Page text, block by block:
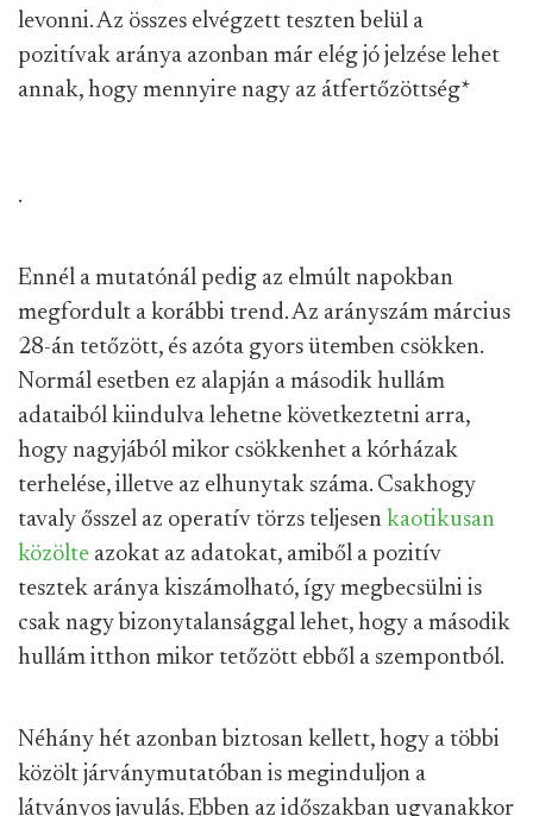
levonni. Az összes elvégzett teszten belül a
pozitívak aránya azonban már elég jó jelzése lehet
annak, hogy mennyire nagy az átfertőzöttség*
.
Ennél a mutatónál pedig az elmúlt napokban
megfordult a korábbi trend. Az arányszám március
28-án tetőzött, és azóta gyors ütemben csökken.
Normál esetben ez alapján a második hullám
adataiból kiindulva lehetne következtetni arra,
hogy nagyjából mikor csökkenhet a kórházak
terhelése, illetve az elhunytak száma. Csakhogy
tavaly ősszel az operatív törzs teljesen kaotikusan
közölte azokat az adatokat, amiből a pozitív
tesztek aránya kiszámolható, így megbecsülni is
csak nagy bizonytalansággal lehet, hogy a második
hullám itthon mikor tetőzött ebből a szempontból.
Néhány hét azonban biztosan kellett, hogy a többi
közölt járványmutatóban is meginduljon a
látványos javulás. Ebben az időszakban ugyanakkor